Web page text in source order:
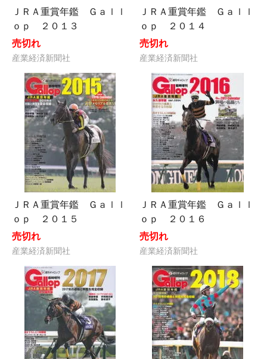
ＪＲＡ重賞年鑑 Ｇａｌｌ
ｏｐ ２０１３
売切れ
産業経済新聞社
ＪＲＡ重賞年鑑 Ｇａｌｌ
ｏｐ ２０１４
売切れ
産業経済新聞社
ＪＲＡ重賞年鑑 Ｇａｌｌ
ｏｐ ２０１５
売切れ
産業経済新聞社
ＪＲＡ重賞年鑑 Ｇａｌｌ
ｏｐ ２０１６
売切れ
産業経済新聞社